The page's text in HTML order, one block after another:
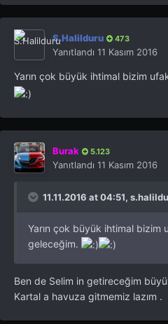
S.Halilduru 473
Yanıtlandı 11 Kasım 2016
Yarın çok büyük ihtimal bizim
Burak 5.123
Yanıtlandı 11 Kasım 2016
11.11.2016 at 04:51,
Yarın çok büyük ihtimal bizim
geleceğim.
Ben de Selim in getireceğim
Kartal a havuza gitmemiz lazım .